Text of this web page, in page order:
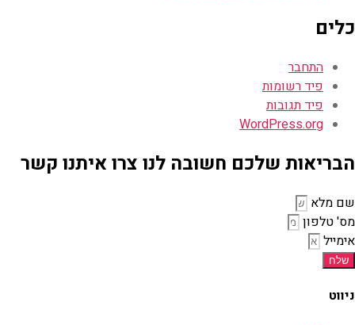
כלים
התחבר
פיד רשומות
פיד תגובות
WordPress.org
הבריאות שלכם חשובה לנו צרו איתנו קשר
שם מלא
מס' טלפון
אימייל
שלח
ניווט